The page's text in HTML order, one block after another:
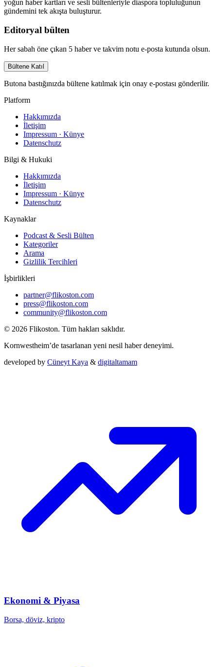
yoğun haber kartları ve sesli bültenleriyle diaspora topluluğunun
gündemini tek akışta buluşturur.
Editoryal bülten
Her sabah öne çıkan 5 haber ve takvim notu e-posta kutunda olsun.
Bültene Katıl
Butona bastığınızda bültene katılmak için onay e-postası gönderilir.
Platform
Hakkımızda
İletişim
Impressum · Künye
Datenschutz
Bilgi & Hukuki
Hakkımızda
İletişim
Impressum · Künye
Datenschutz
Kaynaklar
Podcast & Sesli Bülten
Kategoriler
Arama
Gizlilik Tercihleri
İşbirlikleri
partner@flikoston.com
press@flikoston.com
community@flikoston.com
© 2026 Flikoston. Tüm hakları saklıdır.
Kornwestheim’de tasarlanan yeni nesil haber deneyimi.
developed by Cüneyt Kaya & digitaltamam
Ekonomi & Piyasa
Borsa, döviz, kripto